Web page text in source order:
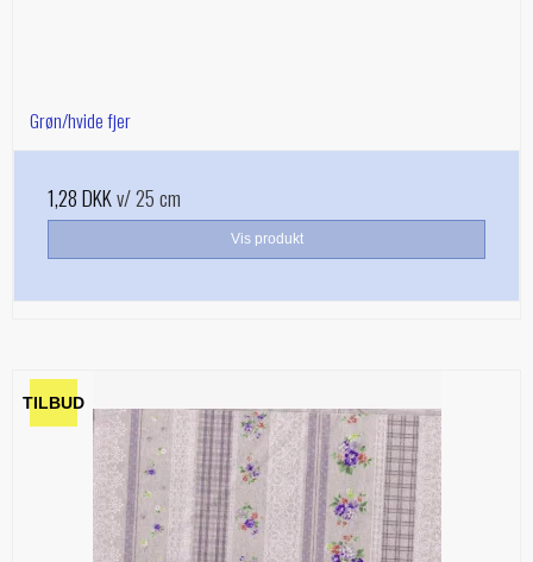
Grøn/hvide fjer
1,28 DKKv/ 25 cm
Vis produkt
TILBUD